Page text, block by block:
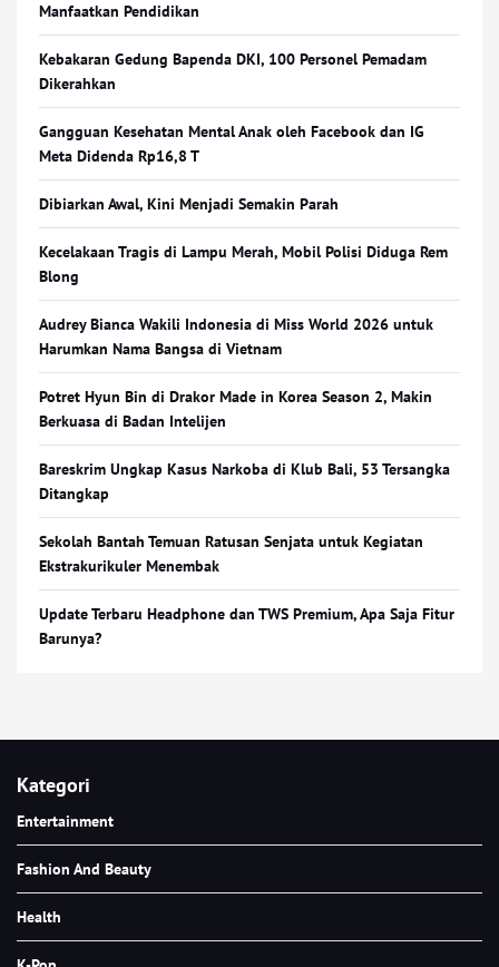
Manfaatkan Pendidikan
Kebakaran Gedung Bapenda DKI, 100 Personel Pemadam
Dikerahkan
Gangguan Kesehatan Mental Anak oleh Facebook dan IG
Meta Didenda Rp16,8 T
Dibiarkan Awal, Kini Menjadi Semakin Parah
Kecelakaan Tragis di Lampu Merah, Mobil Polisi Diduga Rem
Blong
Audrey Bianca Wakili Indonesia di Miss World 2026 untuk
Harumkan Nama Bangsa di Vietnam
Potret Hyun Bin di Drakor Made in Korea Season 2, Makin
Berkuasa di Badan Intelijen
Bareskrim Ungkap Kasus Narkoba di Klub Bali, 53 Tersangka
Ditangkap
Sekolah Bantah Temuan Ratusan Senjata untuk Kegiatan
Ekstrakurikuler Menembak
Update Terbaru Headphone dan TWS Premium, Apa Saja Fitur
Barunya?
Kategori
Entertainment
Fashion And Beauty
Health